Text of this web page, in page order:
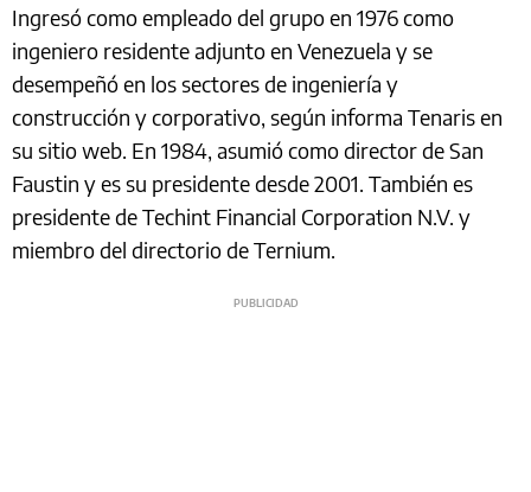
Ingresó como empleado del grupo en 1976 como
ingeniero residente adjunto en Venezuela y se
desempeñó en los sectores de ingeniería y
construcción y corporativo, según informa Tenaris en
su sitio web. En 1984, asumió como director de San
Faustin y es su presidente desde 2001. También es
presidente de Techint Financial Corporation N.V. y
miembro del directorio de Ternium.